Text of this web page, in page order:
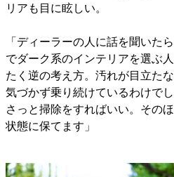
リアも目に眩しい。
「ディーラーの人に話を聞いた
でダーク系のインテリアを選ぶ
たく逆の考え方。汚れが目立た
気づかず乗り続けているわけで
さっと掃除をすればいい。その
状態に保てます」